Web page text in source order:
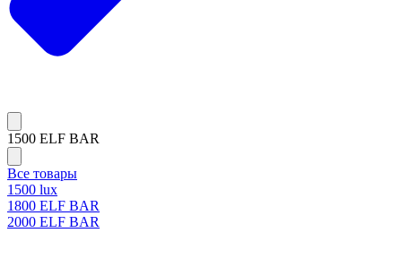
1500 ELF BAR
Все товары
1500 lux
1800 ELF BAR
2000 ELF BAR